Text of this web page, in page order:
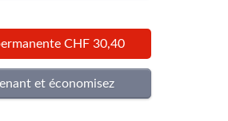
CHF 30,40